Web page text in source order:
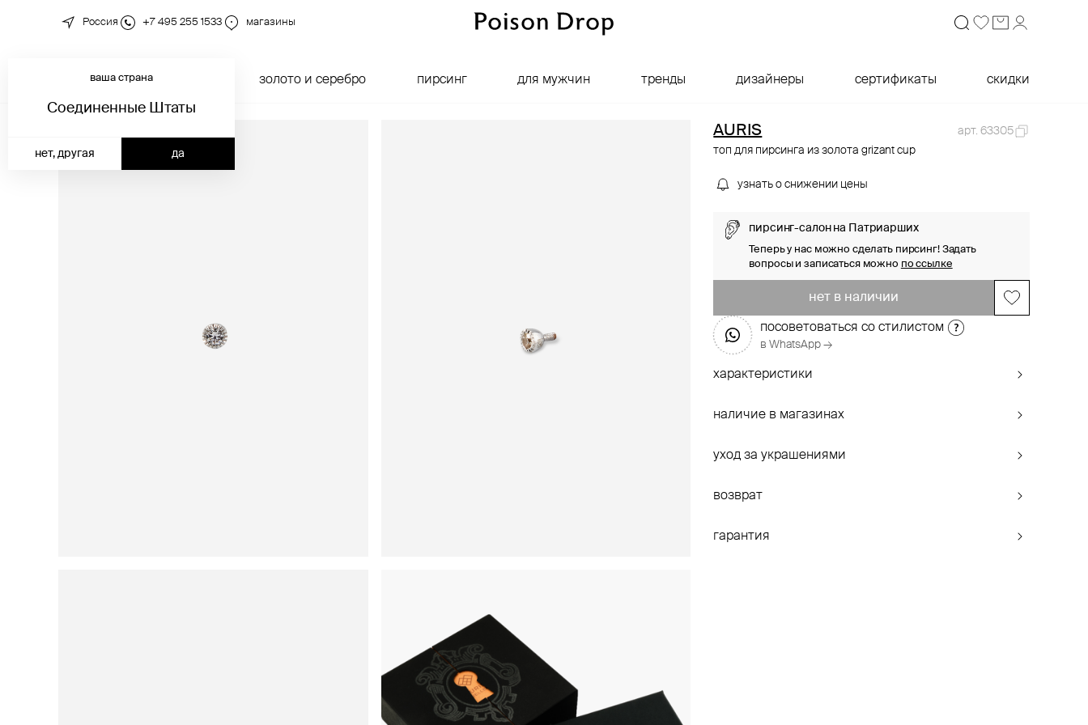
Россия +7 495 255 1533 магазины
новинки золото и серебро пирсинг для мужчин тренды дизайнеры сертификаты скидки
ваша страна
Соединенные Штаты
да
нет, другая
AURIS
арт. 63305
топ для пирсинга из золота grizant cup
узнать о снижении цены
пирсинг-салон на Патриарших
Теперь у нас можно сделать пирсинг! Задать
вопросы и записаться можно по ссылке
нет в наличии
посоветоваться со стилистом
в WhatsApp →
характеристики
наличие в магазинах
уход за украшениями
возврат
гарантия